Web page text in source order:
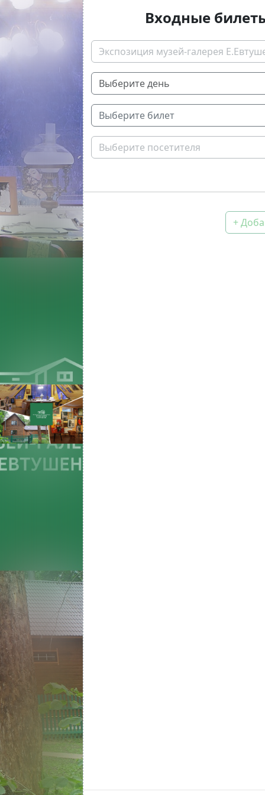
Входные
Экспозиция музей-галерея
Выберите билет
Выберите посетителя
+